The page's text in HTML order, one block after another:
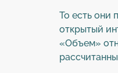
То есть они
открытый
«Объем»